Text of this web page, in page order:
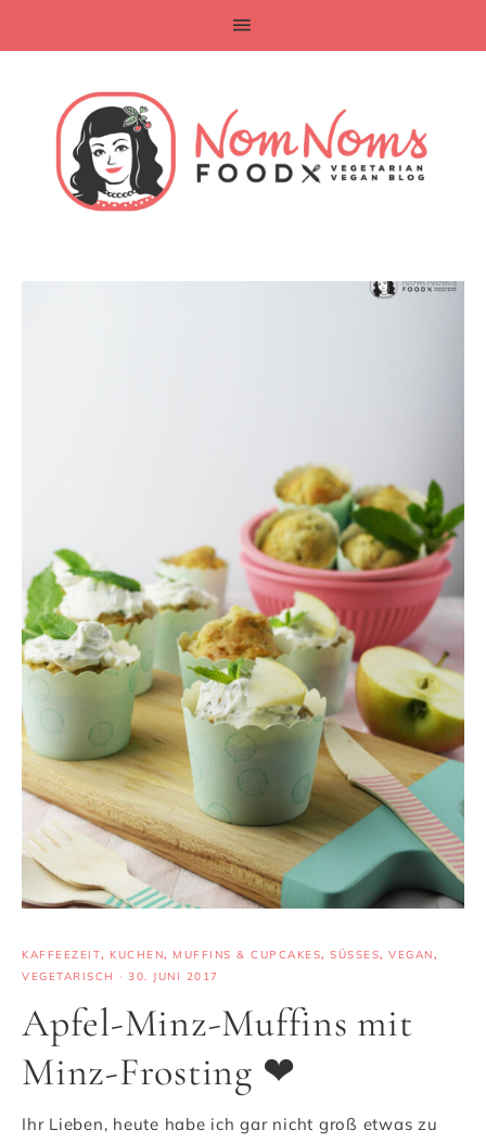
KAFFEEZEIT, KUCHEN, MUFFINS & CUPCAKES, SÜSSES , VEGAN,
VEGETARISCH · 30. JUNI 2017
Apfel-Minz-Muffins mit
Minz-Frosting ❤
Ihr Lieben, heute habe ich gar nicht groß etwas zu